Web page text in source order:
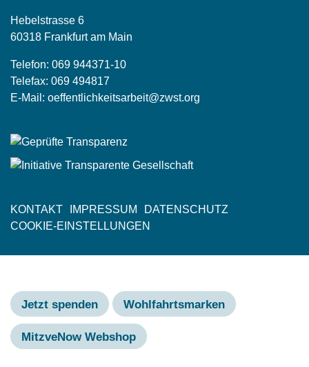
Hebelstrasse 6
60318 Frankfurt am Main
Telefon: 069 944371-10
Telefax: 069 494817
E-Mail: oeffentlichkeitsarbeit@zwst.org
Fußzeile
KONTAKT IMPRESSUM
DATENSCHUTZ
COOKIE-EINSTELLUNGEN
Jetzt spenden Wohlfahrtsmarken
MitzveNow Webshop